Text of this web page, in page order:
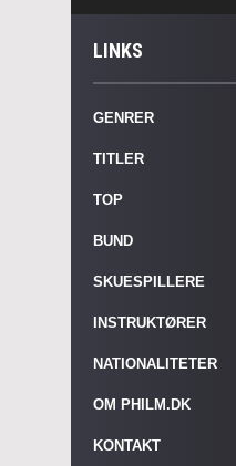
LINKS
GENRER
TITLER
TOP
BUND
SKUESPILLERE
INSTRUKTØRER
NATIONALITETER
OM PHILM.DK
KONTAKT